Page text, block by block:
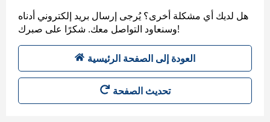
هل لديك أي مشكلة أخرى؟ يُرجى إرسال بريد إلكتروني أدناه
وسنعاود التواصل معك. شكرًا على صبرك!
العودة إلى الصفحة الرئيسية
تحديث الصفحة